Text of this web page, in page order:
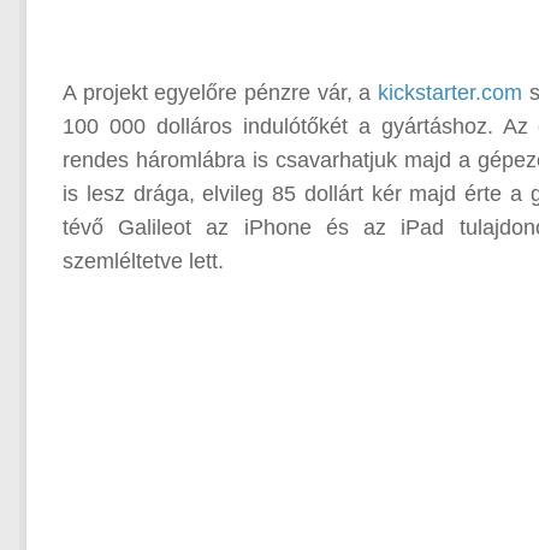
A projekt egyelőre pénzre vár, a kickstarter.com
100 000 dolláros indulótőkét a gyártáshoz.
rendes háromlábra is csavarhatjuk majd a
is lesz drága, elvileg 85 dollárt kér majd érte a
tévő Galileot az iPhone és az iPad
szemléltetve lett.